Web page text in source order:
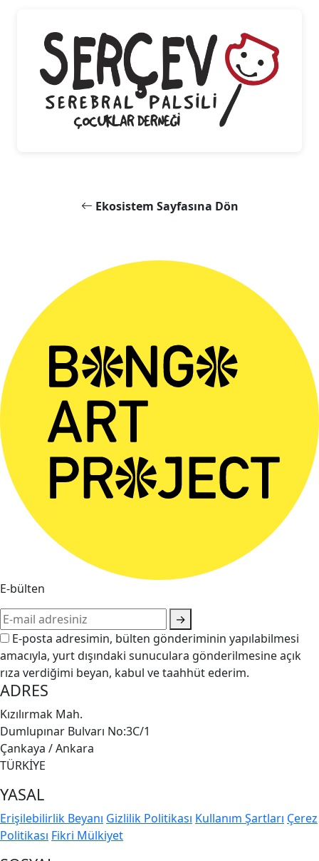
Ekosistem Sayfasına Dön
E-bülten
→
E-posta adresimin, bülten gönderiminin yapılabilmesi
amacıyla, yurt dışındaki sunuculara gönderilmesine açık
rıza verdiğimi beyan, kabul ve taahhüt ederim.
ADRES
Kızılırmak Mah.
Dumlupınar Bulvarı No:3C/1
Çankaya / Ankara
TÜRKİYE
YASAL
Erişilebilirlik Beyanı Gizlilik Politikası Kullanım Şartları Çerez
Politikası Fikri Mülkiyet